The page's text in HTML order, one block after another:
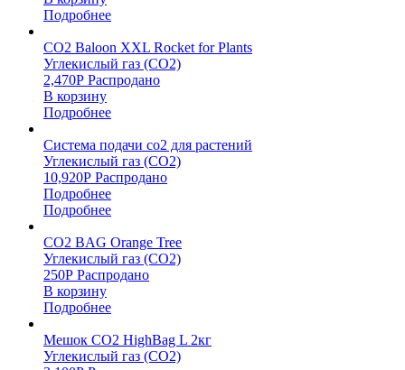
Подробнее
CO2 Baloon XXL Rocket for Plants
Углекислый газ (CO2)
2,470Р Распродано
В корзину
Подробнее
Система подачи со2 для растений
Углекислый газ (CO2)
10,920Р Распродано
Подробнее
Подробнее
CO2 BAG Orange Tree
Углекислый газ (CO2)
250Р Распродано
В корзину
Подробнее
Мешок CO2 HighBag L 2кг
Углекислый газ (CO2)